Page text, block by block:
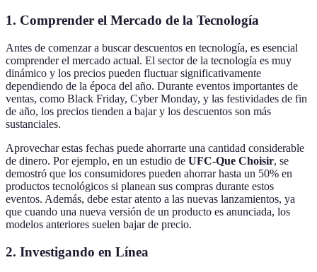
1. Comprender el Mercado de la Tecnología
Antes de comenzar a buscar descuentos en tecnología, es esencial
comprender el mercado actual. El sector de la tecnología es muy
dinámico y los precios pueden fluctuar significativamente
dependiendo de la época del año. Durante eventos importantes de
ventas, como Black Friday, Cyber Monday, y las festividades de fin
de año, los precios tienden a bajar y los descuentos son más
sustanciales.
Aprovechar estas fechas puede ahorrarte una cantidad considerable
de dinero. Por ejemplo, en un estudio de UFC-Que Choisir, se
demostró que los consumidores pueden ahorrar hasta un 50% en
productos tecnológicos si planean sus compras durante estos
eventos. Además, debe estar atento a las nuevas lanzamientos, ya
que cuando una nueva versión de un producto es anunciada, los
modelos anteriores suelen bajar de precio.
2. Investigando en Línea